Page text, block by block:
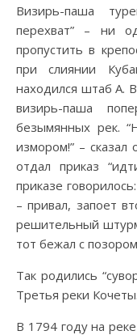
Визирь-паша
перехват” – ни
пропустить в
при слиянии
находился штаб А.
визирь-паша
безымянных рек.
измором!” – сказал
отдал приказ
приказе
– привал, запоет
решительный
тот бежал с
Так родились
Третья реки Кочеты.
В 1794 году на